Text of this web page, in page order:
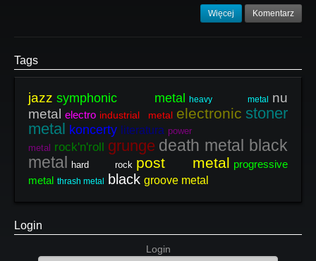
Więcej Komentarz
Tags
jazz symphonic metal heavy metal
nu
metal electro industrial metal electronic stoner
metal koncerty literatura power
metal rock'n'roll grunge death metal black
metal hard rock post metal progressive
metal thrash metal black groove metal
Login
Login